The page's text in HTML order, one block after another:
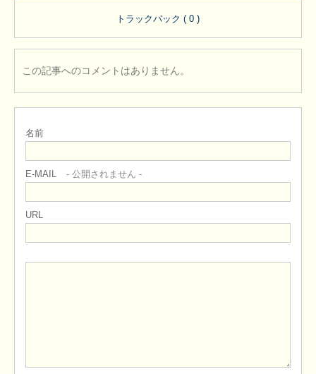
トラックバック ( 0 )
この記事へのコメントはありません。
名前
E-MAIL - 公開されません -
URL